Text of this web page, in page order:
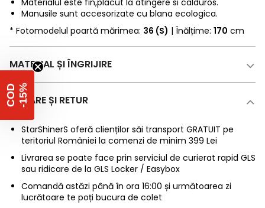
Materialul este fin,placut la atingere si calduros.
Manusile sunt accesorizate cu blana ecologica.
* Fotomodelul poartă mărimea: 36 (S) | Înălțime: 170 cm
MATERIAL ȘI ÎNGRIJIRE
LIVRARE ȘI RETUR
StarShinerS oferă clienților săi transport GRATUIT pe
teritoriul României la comenzi de minim 399 Lei
Livrarea se poate face prin serviciul de curierat rapid GLS
sau ridicare de la GLS Locker / Easybox
Comandă astăzi până în ora 16:00 și următoarea zi
lucrătoare te poți bucura de colet
C
O
D
-
1
5 %